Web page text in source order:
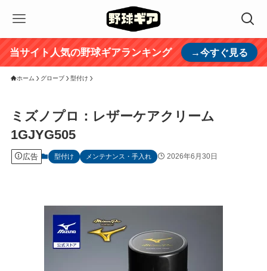
当サイト人気の野球ギアランキング →今すぐ見る
ホーム グローブ 型付け
ミズノプロ：レザーケアクリーム
1GJYG505
広告 型付け メンテナンス・手入れ 2026年6月30日